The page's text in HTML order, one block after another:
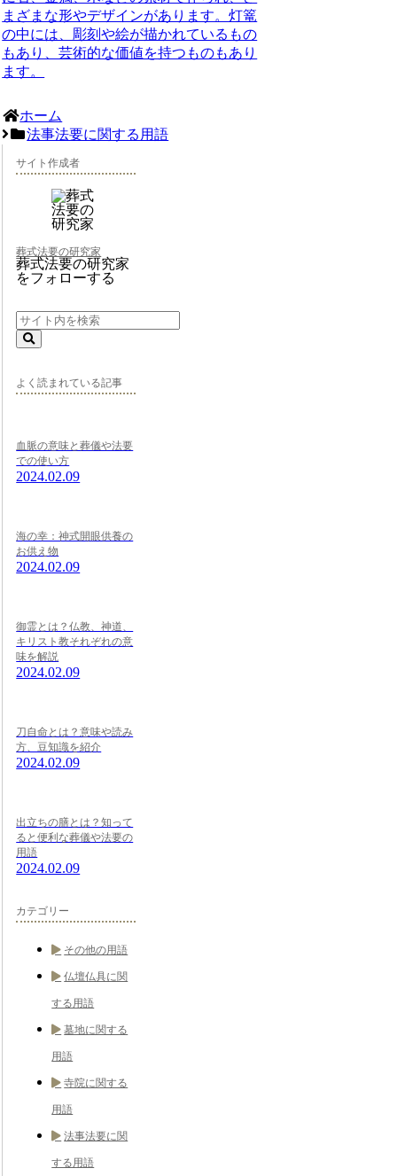
まざまな形やデザインがあります。灯篭
の中には、彫刻や絵が描かれているもの
もあり、芸術的な価値を持つものもあり
ます。
ホーム
法事法要に関する用語
サイト作成者
葬式法要の研究家
葬式法要の研究家
をフォローする
よく読まれている記事
血脈の意味と葬儀や法要
での使い方
2024.02.09
海の幸：神式開眼供養の
お供え物
2024.02.09
御霊とは？仏教、神道、
キリスト教それぞれの意
味を解説
2024.02.09
刀自命とは？意味や読み
方、豆知識を紹介
2024.02.09
出立ちの膳とは？知って
ると便利な葬儀や法要の
用語
2024.02.09
カテゴリー
その他の用語
仏壇仏具に関
する用語
墓地に関する
用語
寺院に関する
用語
法事法要に関
する用語